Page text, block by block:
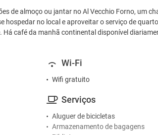
de almoço ou jantar no Al Vecchio Forno, um
hospedar no local e aproveitar o serviço de
café da manhã continental disponível
Wi-Fi
Wifi gratuito
Serviços
Aluguer de bicicletas
Armazenamento de bagagens